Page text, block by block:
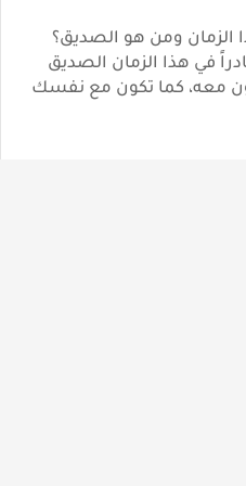
ومن هو الصديق؟
في هذا الزمان الصديق
معه، كما تكون مع نفسك